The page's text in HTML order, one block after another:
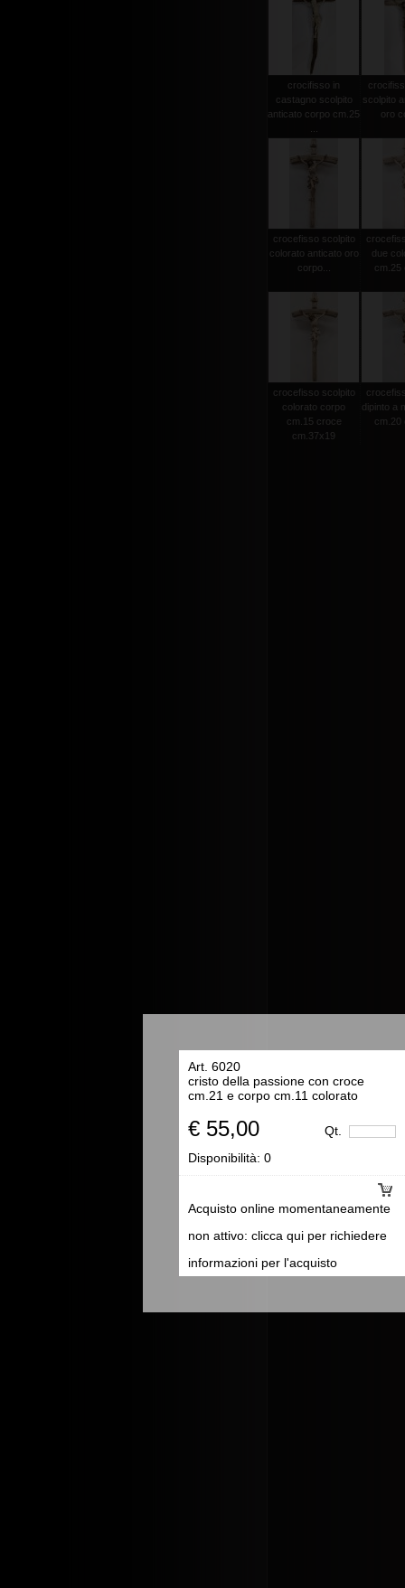
Art. 6020
cristo della passione con croce
cm.21 e corpo cm.11 colorato
€ 55,00 Qt.
Acquisto online momentaneamente
non attivo: clicca qui per richiedere
informazioni per l'acquisto
Disponibilità: 0
crocifisso in
castagno scolpito
anticato corpo cm.25
scolpito
oro
crocefisso scolpito
colorato anticato oro
corpo...
due
cm.25
crocefisso scolpito
colorato corpo
cm.15 croce
cm.37x19
dipinto a
cm.20